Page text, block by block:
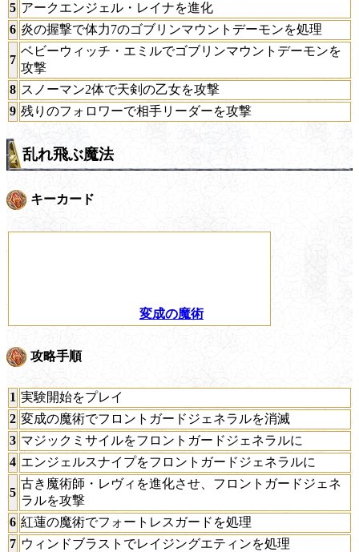
5 アークエンジェル・レイナを進化
6 炎の握撃で体力7のゴブリンマウントデーモンを処理
7
ベビーウィッチ・エミルでゴブリンマウントデーモンを
攻撃
8 スノーマン2体で天剣の乙女を攻撃
9 残りのフォロワーで相手リーダーを攻撃
乱れ飛ぶ魔法
キーカード
変成の魔術
攻略手順
1 実験開始をプレイ
2 変成の魔術でフロントガードジェネラルを消滅
3 マジックミサイルをフロントガードジェネラルに
4 エンジェルスナイプをフロントガードジェネラルに
5
古き魔術師・レヴィを進化させ、フロントガードジェネ
ラルを攻撃
6 紅蓮の魔術でフォートレスガードを処理
7 ウィンドブラストでレイジングエティンを処理